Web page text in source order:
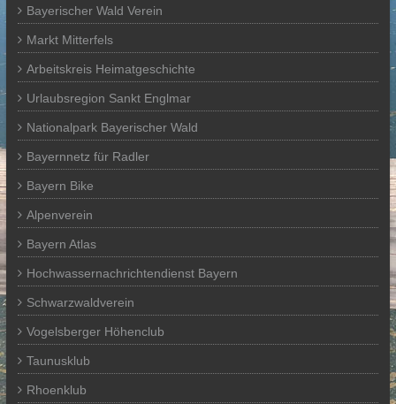
Bayerischer Wald Verein
Markt Mitterfels
Arbeitskreis Heimatgeschichte
Urlaubsregion Sankt Englmar
Nationalpark Bayerischer Wald
Bayernnetz für Radler
Bayern Bike
Alpenverein
Bayern Atlas
Hochwassernachrichtendienst Bayern
Schwarzwaldverein
Vogelsberger Höhenclub
Taunusklub
Rhoenklub